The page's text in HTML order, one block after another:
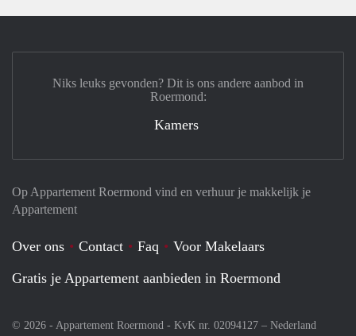
Op Appartement Roermond vind en verhuur je makkelijk je
Appartement
Over ons Contact Faq
Voor Makelaars
Gratis je Appartement aanbieden in Roermond
© 2026 - Appartement Roermond - KvK nr. 02094127 – Nederland
Niks leuks gevonden? Dit is ons andere aanbod in
Roermond:
Kamers